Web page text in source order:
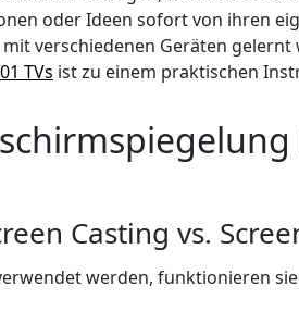
oder Ideen sofort von ihren
verschiedenen Geräten
TVs ist zu einem praktischen
Casting vs.
werden, funktionieren